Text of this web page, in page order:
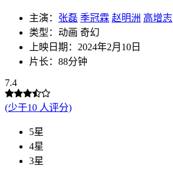
主演： 张磊 季冠霖 赵明洲 高增志
类型：动画 奇幻
上映日期：2024年2月10日
片长：88分钟
7.4
(少于10 人评分)
5星
4星
3星